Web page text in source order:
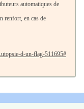
automatiques de
renfort, en cas de
d-un-flag-511695#